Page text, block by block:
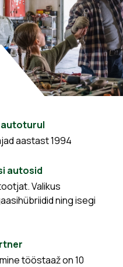
autoturul
aastast 1994
autosid
Valikus
ning isegi
tööstaaž on 10